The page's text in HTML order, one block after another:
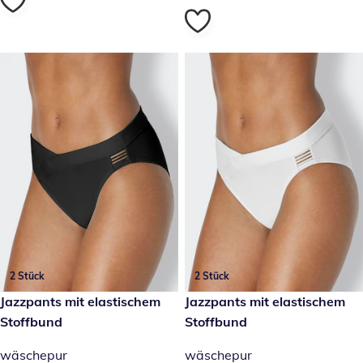
2 Stück
19,99 €
Jazzpants mit elastischem
Stoffbund
wäschepur
2 Stück
19,99 €
Jazzpants mit elastischem
Stoffbund
wäschepur